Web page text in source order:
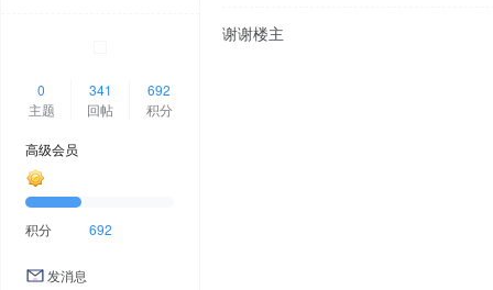
0
主题
341
回帖
692
积分
高级会员
积分 692
发消息
谢谢楼主